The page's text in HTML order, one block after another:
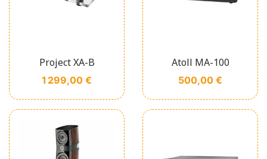
Project XA-B
Prix
1 299,00 €
Atoll MA-100
Prix
500,00 €